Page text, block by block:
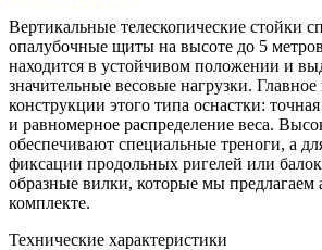
Вертикальные телескопические стойки
опалубочные щиты на высоте до 5
находится в устойчивом положении и
значительные весовые нагрузки.
конструкции этого типа оснастки:
и равномерное распределение веса.
обеспечивают специальные треноги, а
фиксации продольных ригелей или
образные вилки, которые мы предлагаем
комплекте.
Технические характеристики